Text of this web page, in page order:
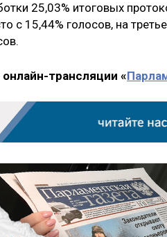
25,03% итоговых
с 15,44% голосов, на
трансляции «